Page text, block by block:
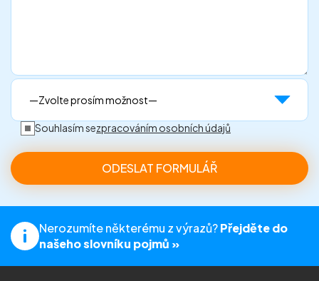
Souhlasím sezpracováním osobních údajů
Nerozumíte některému z výrazů?Přejděte do
našeho slovníku pojmů »